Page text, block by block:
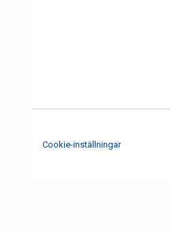
Cookie-inställningar